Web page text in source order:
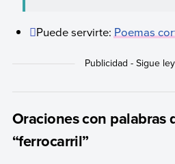
Puede servirte: Poemas
Oraciones con palabras
“ferrocarril”